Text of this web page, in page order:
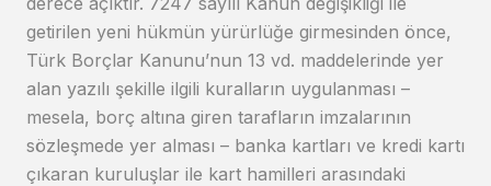
getirilen yeni hükmün yürürlüğe girmesinden önce,
Türk Borçlar Kanunu’nun 13 vd. maddelerinde yer
alan yazılı şekille ilgili kuralların uygulanması –
mesela, borç altına giren tarafların imzalarının
sözleşmede yer alması – banka kartları ve kredi kartı
çıkaran kuruluşlar ile kart hamilleri arasındaki